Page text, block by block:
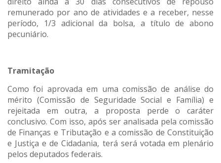
remunerado por ano de atividades e a receber, nesse
período, 1/3 adicional da bolsa, a título de abono
pecuniário.
Tramitação
Como foi aprovada em uma comissão de análise do
mérito (Comissão de Seguridade Social e Família) e
rejeitada em outra, a proposta perde o caráter
conclusivo. Com isso, após ser analisada pela comissão
de Finanças e Tributação e a comissão de Constituição
e Justiça e de Cidadania, terá será votada em plenário
pelos deputados federais.